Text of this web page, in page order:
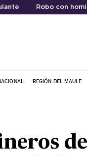
Robo con
REGIÓN DEL MAULE